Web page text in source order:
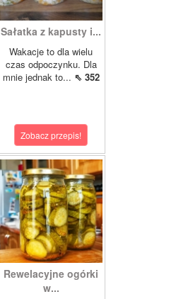
Sałatka z kapusty i...
Wakacje to dla wielu
czas odpoczynku. Dla
mnie jednak to... ⇖ 352
Zobacz przepis!
Rewelacyjne ogórki
w...